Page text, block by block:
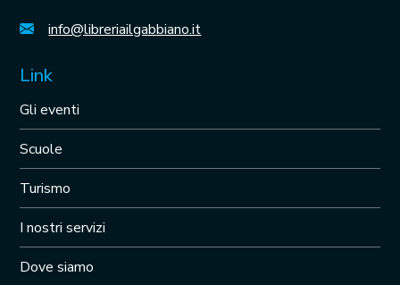
info@libreriailgabbiano.it
Link
Gli eventi
Scuole
Turismo
I nostri servizi
Dove siamo